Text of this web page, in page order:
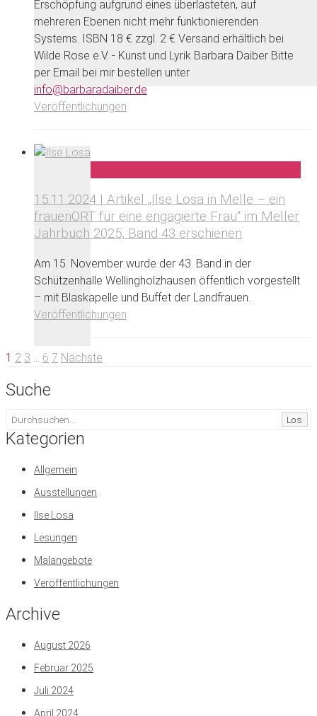
Erschöpfung aufgrund eines überlasteten, auf
mehreren Ebenen nicht mehr funktionierenden
Systems. ISBN 18 € zzgl. 2 € Versand erhältlich bei
Wilde Rose e.V. - Kunst und Lyrik Barbara Daiber Bitte
per Email bei mir bestellen unter
info@barbaradaiber.de
Veröffentlichungen
15.11.2024 | Artikel „Ilse Losa in Melle – ein
frauenORT für eine engagierte Frau“ im Meller
Jahrbuch 2025, Band 43 erschienen
Am 15. November wurde der 43. Band in der
Schützenhalle Wellingholzhausen öffentlich vorgestellt
– mit Blaskapelle und Buffet der Landfrauen.
Veröffentlichungen
1 2 3 … 6 7 Nächste
Suche
Los
Kategorien
Allgemein
Ausstellungen
Ilse Losa
Lesungen
Malangebote
Veröffentlichungen
Archive
August 2026
Februar 2025
Juli 2024
April 2024